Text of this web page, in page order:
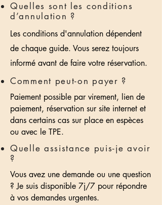
Quelles sont les conditions
d’annulation ?
Les conditions d'annulation dépendent
de chaque guide. Vous serez toujours
informé avant de faire votre réservation.
Comment peut-on payer ?
Paiement possible par virement, lien de
paiement, réservation sur site internet et
dans certains cas sur place en espèces
ou avec le TPE.
Quelle assistance puis-je avoir
?
Vous avez une demande ou une question
? Je suis disponible 7j/7 pour répondre
à vos demandes urgentes.